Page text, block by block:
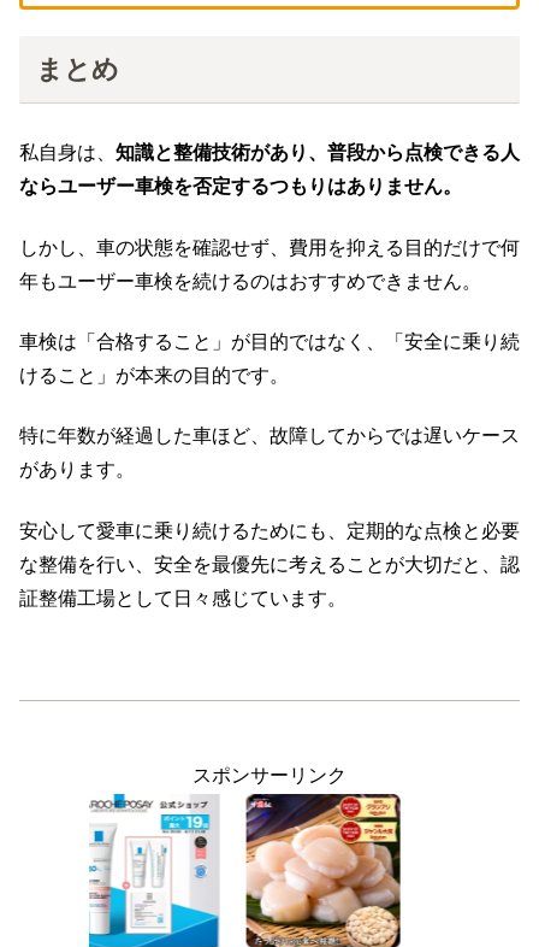
まとめ
私自身は、 知識と整備技術があり、普段から点検できる人
ならユーザー車検を否定するつもりはありません。
しかし、車の状態を確認せず、費用を抑える目的だけで何
年もユーザー車検を続けるのはおすすめできません。
車検は「合格すること」が目的ではなく、「安全に乗り続
けること」が本来の目的です。
特に年数が経過した車ほど、故障してからでは遅いケース
があります。
安心して愛車に乗り続けるためにも、定期的な点検と必要
な整備を行い、安全を最優先に考えることが大切だと、認
証整備工場として日々感じています。
スポンサーリンク